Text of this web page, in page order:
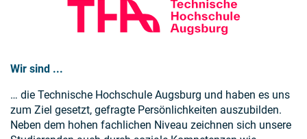
Wir sind ...
… die Technische Hochschule Augsburg und haben es uns
zum Ziel gesetzt, gefragte Persönlichkeiten auszubilden.
Neben dem hohen fachlichen Niveau zeichnen sich unsere